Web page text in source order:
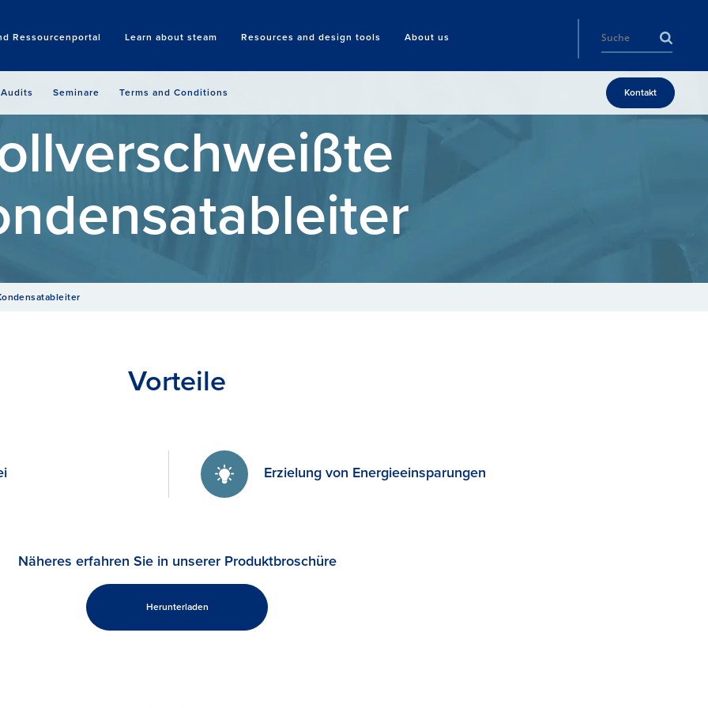
Ressourcenportal Learn about steam Resources and design tools About us
Search
Audits Seminare Terms and Conditions Kontakt
Vorteile
Erzielung von Energieeinsparungen
Näheres erfahren Sie in unserer Produktbroschüre
Herunterladen